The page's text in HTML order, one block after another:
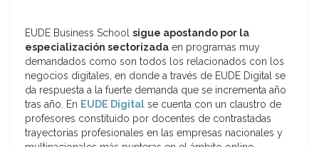
EUDE Business School sigue apostando por la
especialización sectorizada en programas muy
demandados como son todos los relacionados con los
negocios digitales, en donde a través de EUDE Digital se
da respuesta a la fuerte demanda que se incrementa año
tras año. En EUDE Digital se cuenta con un claustro de
profesores constituido por docentes de contrastadas
trayectorias profesionales en las empresas nacionales y